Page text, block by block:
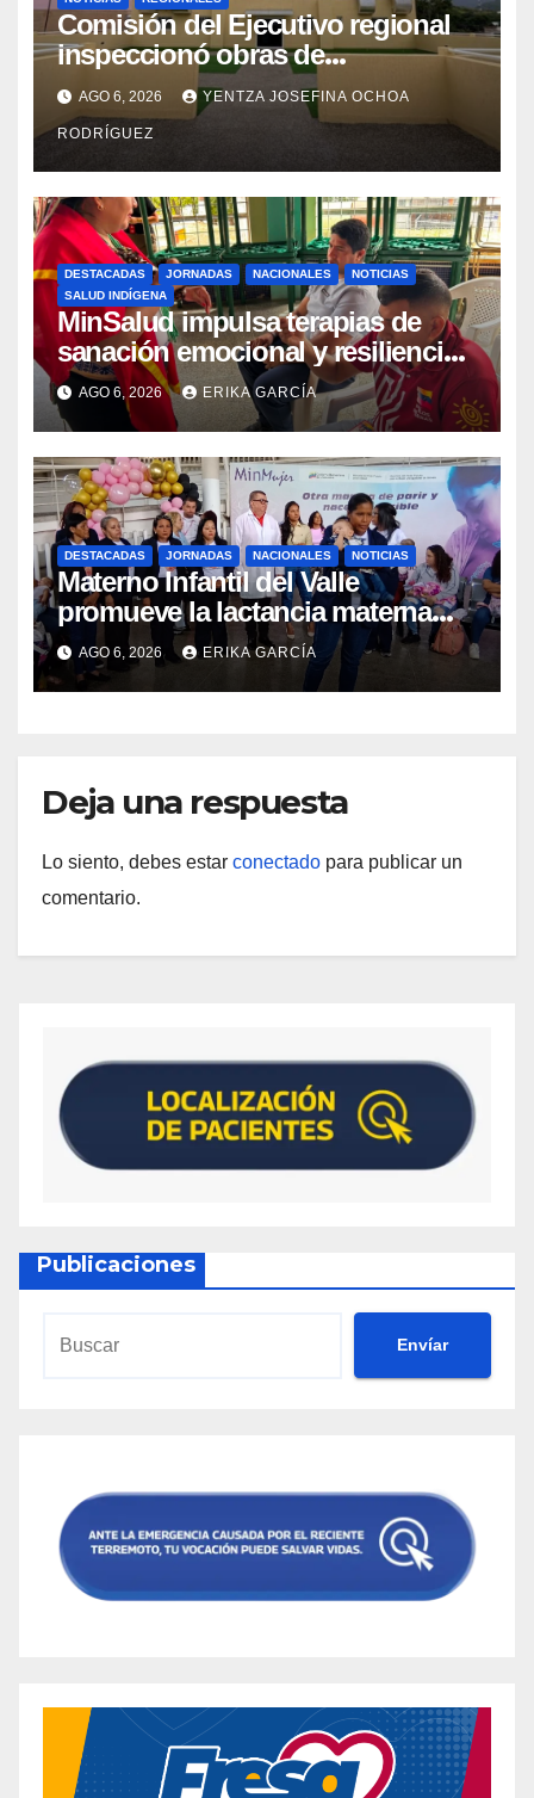
Comisión del Ejecutivo regional
inspeccionó obras de
recuperación en la Maternidad
Integral Aragua
AGO 6, 2026 YENTZA JOSEFINA OCHOA
RODRÍGUEZ
DESTACADAS JORNADAS NACIONALES
NOTICIAS
SALUD INDÍGENA
MinSalud impulsa terapias de
sanación emocional y resiliencia
post-sismo junto a comunidades
indígenas en Caracas
AGO 6, 2026 ERIKA GARCÍA
DESTACADAS JORNADAS NACIONALES NOTICIAS
Materno Infantil del Valle
promueve la lactancia materna
como un inicio sostenible para la
vida
AGO 6, 2026 ERIKA GARCÍA
Deja una respuesta
Lo siento, debes estar conectado para publicar un
comentario.
Publicaciones
Envíar